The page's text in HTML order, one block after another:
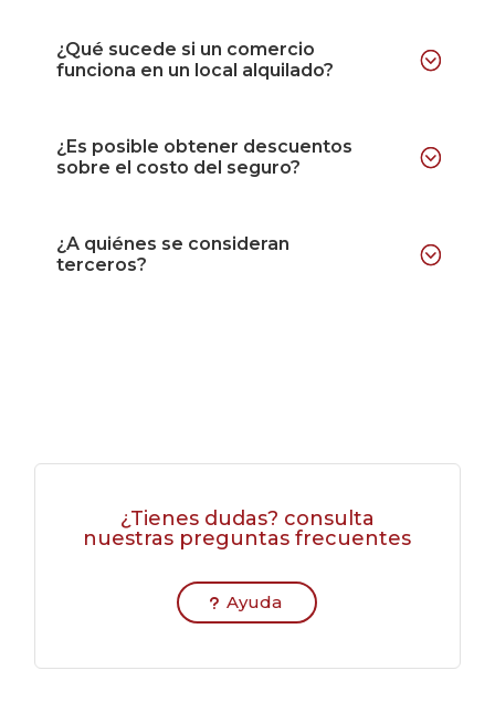
¿Qué sucede si un comercio
funciona en un local alquilado?
¿Es posible obtener descuentos
sobre el costo del seguro?
¿A quiénes se consideran
terceros?
¿Tienes dudas? consulta
nuestras preguntas frecuentes
Ayuda